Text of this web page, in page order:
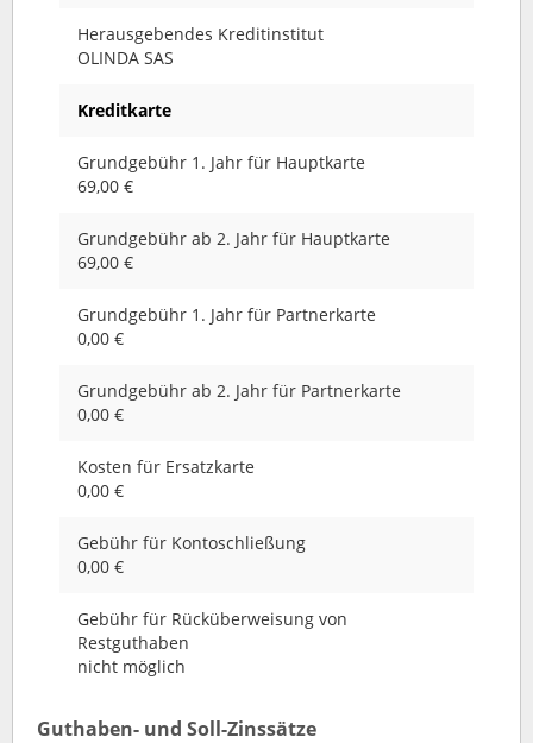
Herausgebendes Kreditinstitut
OLINDA SAS
Kreditkarte
Grundgebühr 1. Jahr für Hauptkarte
69,00 €
Grundgebühr ab 2. Jahr für Hauptkarte
69,00 €
Grundgebühr 1. Jahr für Partnerkarte
0,00 €
Grundgebühr ab 2. Jahr für Partnerkarte
0,00 €
Kosten für Ersatzkarte
0,00 €
Gebühr für Kontoschließung
0,00 €
Gebühr für Rücküberweisung von
Restguthaben
nicht möglich
Guthaben- und Soll-Zinssätze